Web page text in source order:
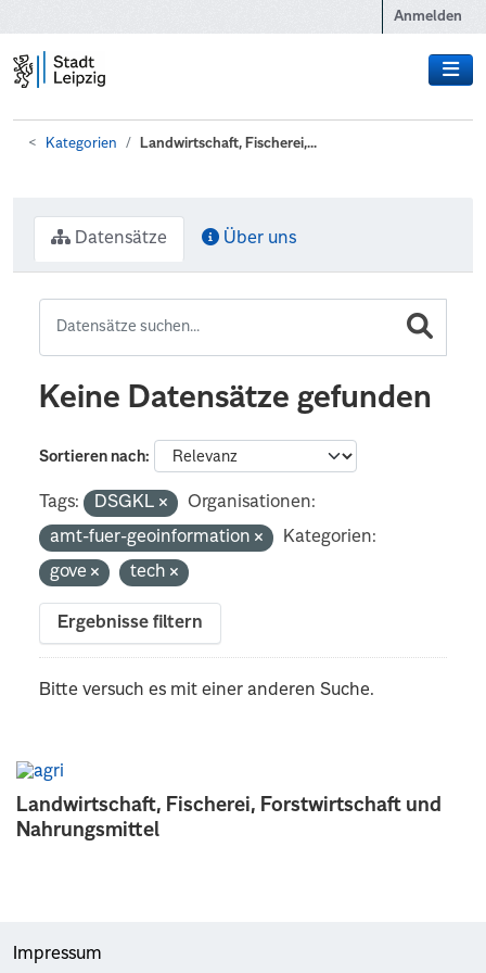
Anmelden
Kategorien Landwirtschaft, Fischerei,...
Landwirtschaft, Fischerei, Forstwirtschaft und
Nahrungsmittel
Datensätze Über uns
Keine Datensätze gefunden
Sortieren nach
Tags: DSGKL
Organisationen:
amt-fuer-geoinformation
Kategorien:
gove
tech
Ergebnisse filtern
Bitte versuch es mit einer anderen Suche.
Impressum